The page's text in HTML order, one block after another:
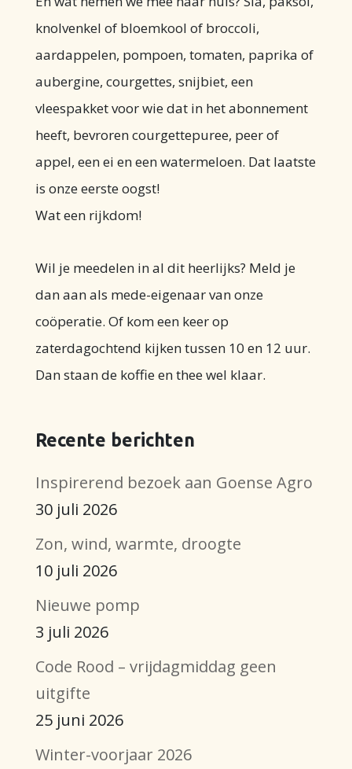
knolvenkel of bloemkool of broccoli,
aardappelen, pompoen, tomaten, paprika of
aubergine, courgettes, snijbiet, een
vleespakket voor wie dat in het abonnement
heeft, bevroren courgettepuree, peer of
appel, een ei en een watermeloen. Dat laatste
is onze eerste oogst!
Wat een rijkdom!
Wil je meedelen in al dit heerlijks? Meld je
dan aan als mede-eigenaar van onze
coöperatie. Of kom een keer op
zaterdagochtend kijken tussen 10 en 12 uur.
Dan staan de koffie en thee wel klaar.
Recente berichten
Inspirerend bezoek aan Goense Agro
30 juli 2026
Zon, wind, warmte, droogte
10 juli 2026
Nieuwe pomp
3 juli 2026
Code Rood – vrijdagmiddag geen
uitgifte
25 juni 2026
Winter-voorjaar 2026